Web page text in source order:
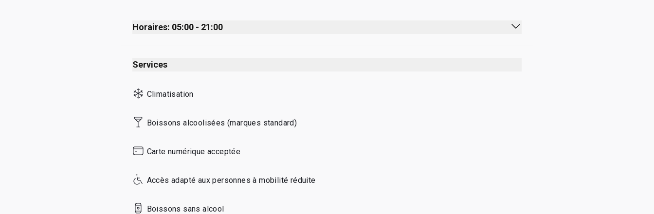
Horaires: 05:00 - 21:00
Monday 05:00 - 21:00
Tuesday
Thursday
Friday
Sunday
Services
Climatisation
Boissons alcoolisées (marques standard)
Carte numérique acceptée
Accès adapté aux personnes à mobilité réduite
Boissons sans alcool